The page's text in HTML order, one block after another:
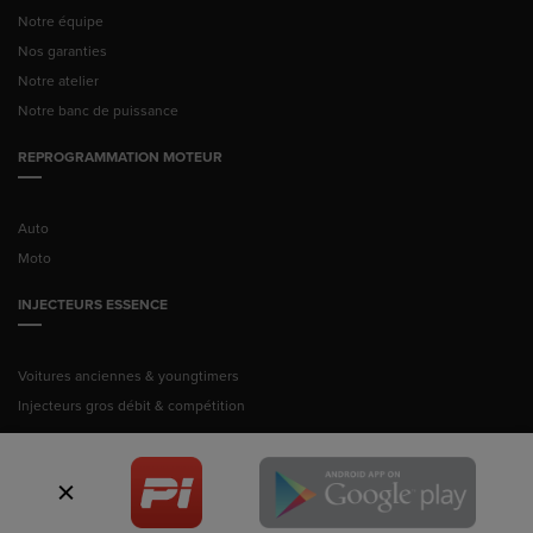
Notre équipe
Nos garanties
Notre atelier
Notre banc de puissance
REPROGRAMMATION MOTEUR
Auto
Moto
INJECTEURS ESSENCE
Voitures anciennes & youngtimers
Injecteurs gros débit & compétition
© Pussance Injection 2026 - Mentions légales
ITALIAN TECHNOLOGY